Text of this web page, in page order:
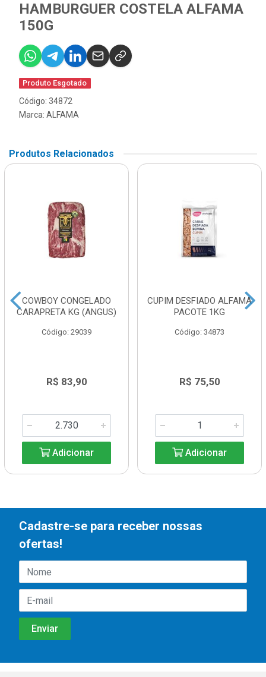
HAMBURGUER COSTELA ALFAMA
150G
Produto Esgotado
Código: 34872
Marca: ALFAMA
Produtos Relacionados
COWBOY CONGELADO
CARAPRETA KG (ANGUS)
Código: 29039
R$ 83,90
Adicionar
CUPIM DESFIADO ALFAMA
PACOTE 1KG
Código: 34873
R$ 75,50
Adicionar
Cadastre-se para receber nossas
ofertas!